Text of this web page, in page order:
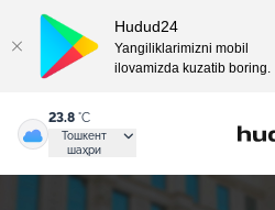
23.8 °C
Тошкент
шаҳри
Hudud24
Yangiliklarimizni mobil
ilovamizda kuzatib boring.